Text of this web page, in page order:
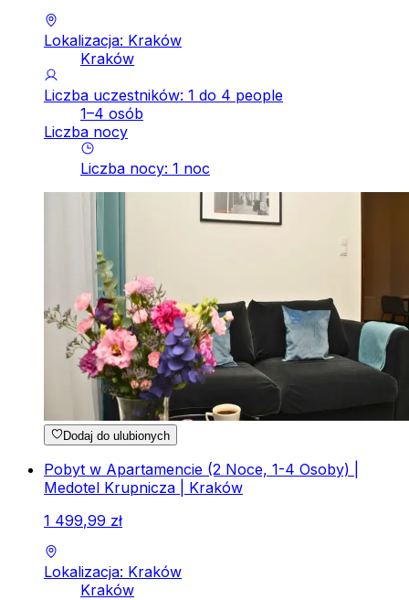
Lokalizacja: Kraków
Kraków
Liczba uczestników: 1 do 4 people
1–4 osób
Liczba nocy
Liczba nocy: 1 noc
Dodaj do ulubionych
Pobyt w Apartamencie (2 Noce, 1-4 Osoby) |
Medotel Krupnicza | Kraków
1 499,99 zł
Lokalizacja: Kraków
Kraków